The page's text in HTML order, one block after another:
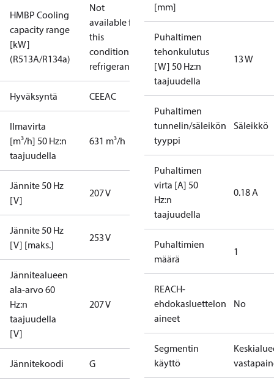
HMBP Cooling
capacity range
[kW]
(R513A/R134a)
Not
available for
this
condition /
refrigerant
Hyväksyntä CEEAC
Ilmavirta
[m³/h] 50 Hz:n
taajuudella
631 m³/h
Jännite 50 Hz
[V]
207 V
Jännite 50 Hz
[V] [maks.]
253 V
Jännitealueen
ala-arvo 60
Hz:n
taajuudella
[V]
207 V
Jännitekoodi G
[mm]
Puhaltimen
tehonkulutus
[W] 50 Hz:n
taajuudella
13 W
Puhaltimen
tunnelin/säleikön
tyyppi
Säleikkö
Puhaltimen
virta [A] 50
Hz:n
taajuudella
0.18 A
Puhaltimien
määrä
1
REACH-
ehdokasluettelon
aineet
No
Segmentin
käyttö